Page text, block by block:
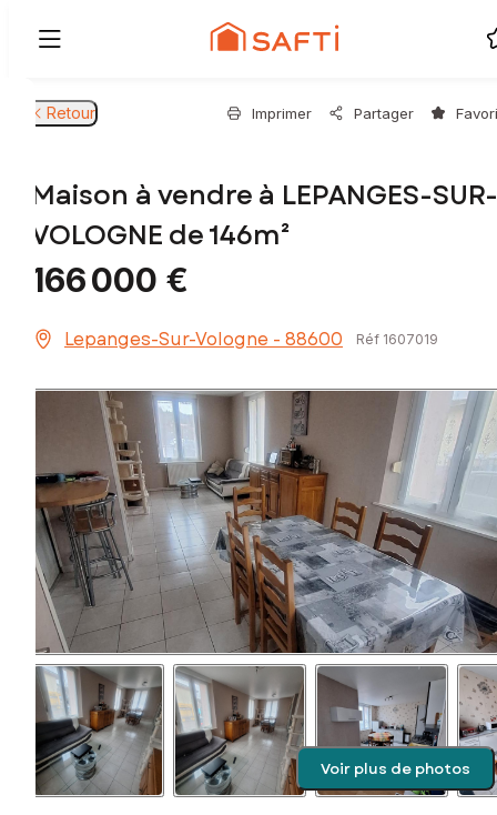
Retour Imprimer Partager
Maison à vendre à LEPANGES-SUR-
VOLOGNE de 146m²
166 000 €
Lepanges-Sur-Vologne - 88600 Réf 1607019
Voir plus de photos